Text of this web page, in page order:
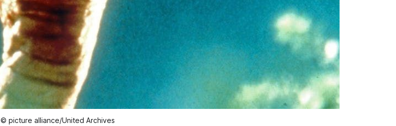
© picture alliance/United Archives